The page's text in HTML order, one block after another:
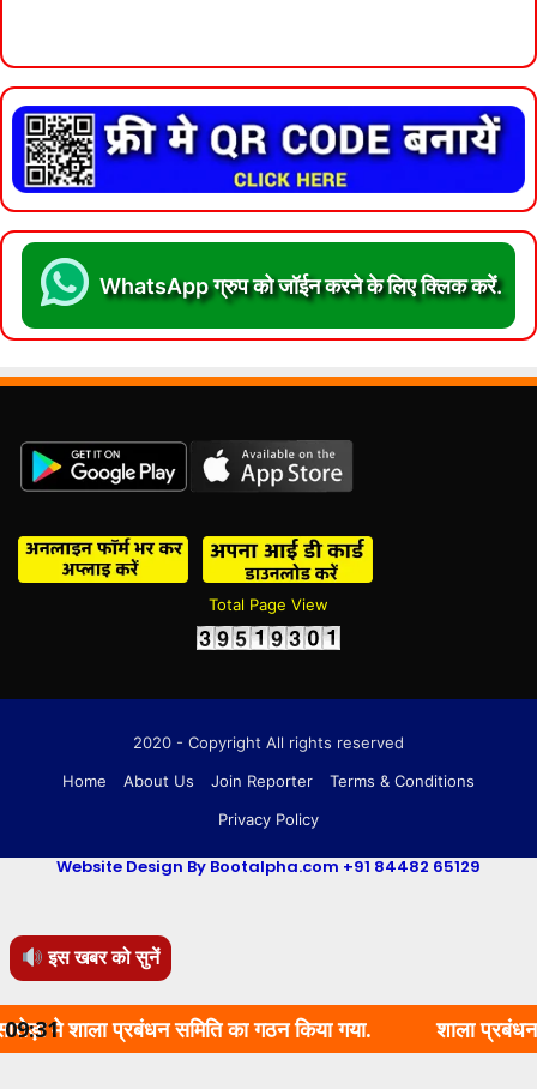
इस खबर को सुनें
WhatsApp ग्रुप को जॉईन करने के लिए क्लिक करें.
Total Page View
2020 - Copyright All rights reserved
Home
About Us Join Reporter
Terms & Conditions
Privacy Policy
Website Design By Bootalpha.com +91 84482 65129
प्रबंधन समिति का गठन किया गया. शाला प्रबंधन समिति
09:31